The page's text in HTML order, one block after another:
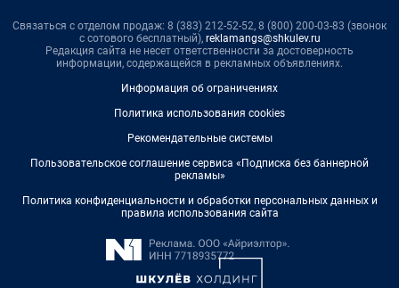
Связаться с отделом продаж: 8 (383) 212-52-52, 8 (800) 200-03-83 (звонок
с сотового бесплатный), reklamangs@shkulev.ru
Редакция сайта не несет ответственности за достоверность
информации, содержащейся в рекламных объявлениях.
Информация об ограничениях
Политика использования cookies
Рекомендательные системы
Пользовательское соглашение сервиса «Подписка без баннерной
рекламы»
Политика конфиденциальности и обработки персональных данных и
правила использования сайта